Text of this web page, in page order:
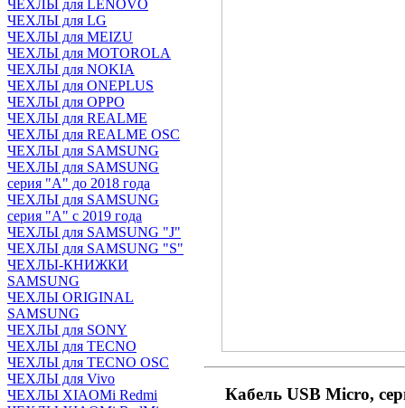
ЧЕХЛЫ для LENOVO
ЧЕХЛЫ для LG
ЧЕХЛЫ для MEIZU
ЧЕХЛЫ для MOTOROLA
ЧЕХЛЫ для NOKIA
ЧЕХЛЫ для ONEPLUS
ЧЕХЛЫ для OPPO
ЧЕХЛЫ для REALME
ЧЕХЛЫ для REALME OSC
ЧЕХЛЫ для SAMSUNG
ЧЕХЛЫ для SAMSUNG
серия "A" до 2018 года
ЧЕХЛЫ для SAMSUNG
серия "A" с 2019 года
ЧЕХЛЫ для SAMSUNG "J"
ЧЕХЛЫ для SAMSUNG "S"
ЧЕХЛЫ-КНИЖКИ
SAMSUNG
ЧЕХЛЫ ORIGINAL
SAMSUNG
ЧЕХЛЫ для SONY
ЧЕХЛЫ для TECNO
ЧЕХЛЫ для TECNO OSC
ЧЕХЛЫ для Vivo
ЧЕХЛЫ XIAOMi Redmi
Кабель USB Micro,